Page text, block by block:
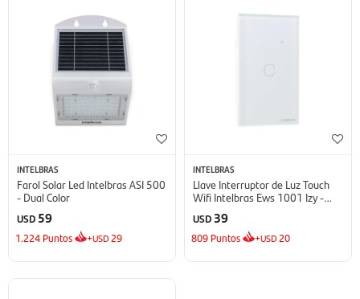
INTELBRAS
Farol Solar Led Intelbras ASI 500
- Dual Color
USD 59
1.224 Puntos +USD 29
INTELBRAS
Llave Interruptor de Luz Touch
Wifi Intelbras Ews 1001 Izy -
USD 39
809 Puntos +USD 20